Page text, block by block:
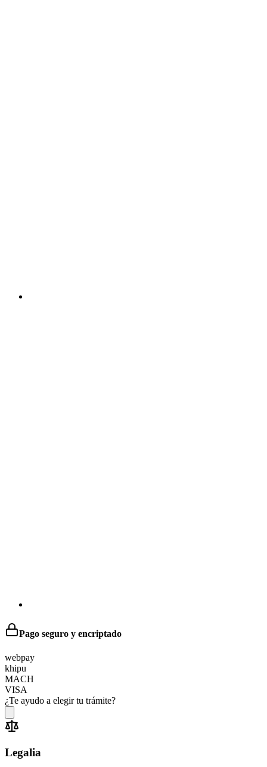
Pago seguro y encriptado
webpay
khipu
MACH
VISA
¿Te ayudo a elegir tu trámite?
Legalia